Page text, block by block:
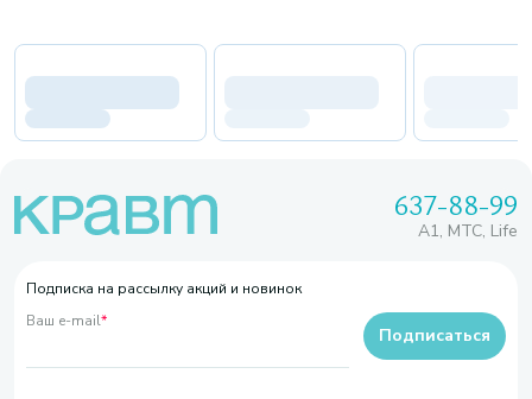
637-88-99
A1, МТС, Life
Подписка на рассылку акций и новинок
Ваш e-mail*
Подписаться